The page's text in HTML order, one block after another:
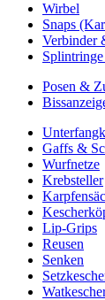
Wirbel
Snaps
Verbinder
Posen &
Gaffs &
Wurfnetze
Krebsteller
Lip-Grips
Reusen
Senken